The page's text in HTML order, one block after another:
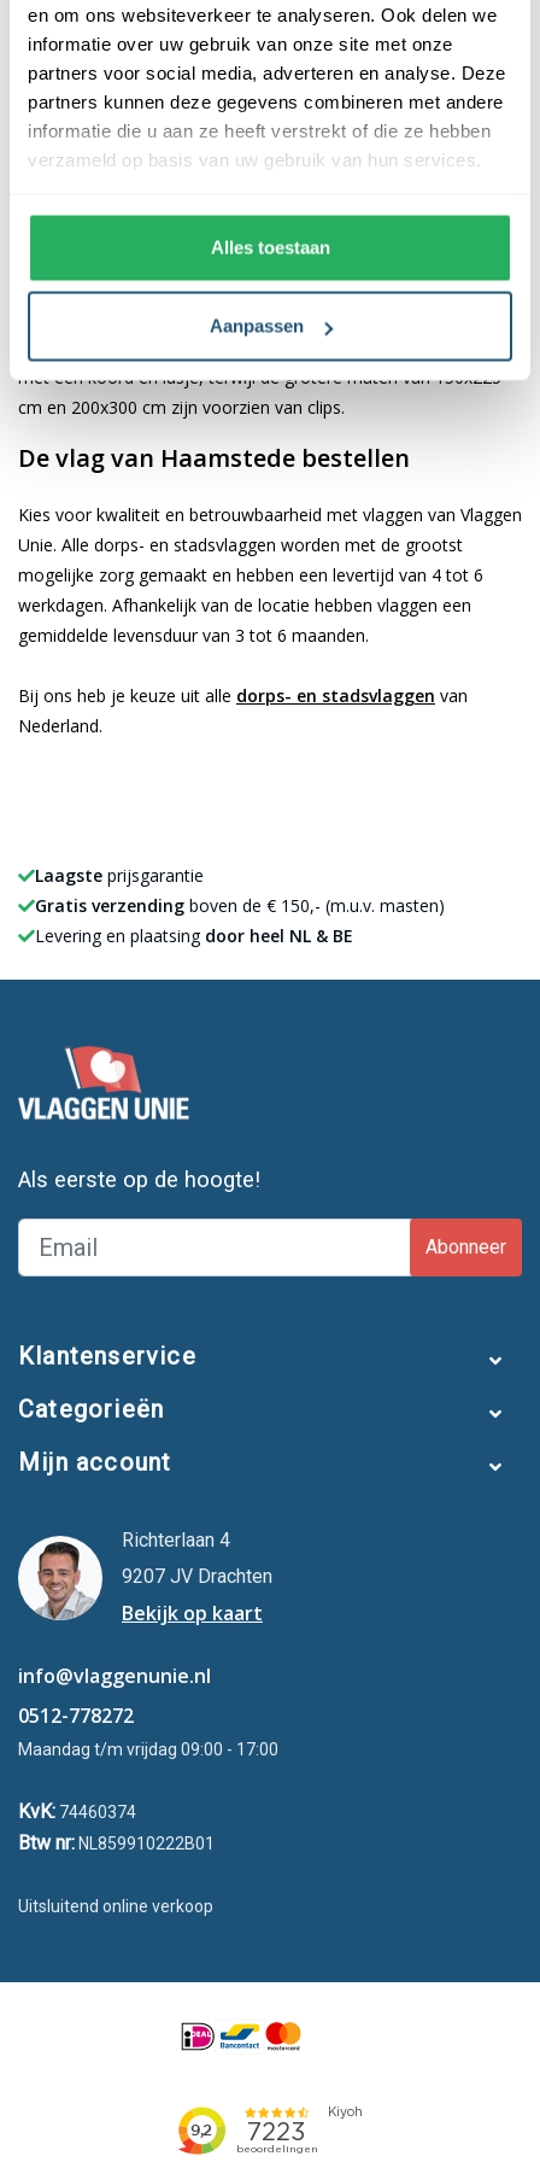
en om ons websiteverkeer te analyseren. Ook delen we
informatie over uw gebruik van onze site met onze
partners voor social media, adverteren en analyse. Deze
partners kunnen deze gegevens combineren met andere
informatie die u aan ze heeft verstrekt of die ze hebben
verzameld op basis van uw gebruik van hun services.
Alles toestaan
Aanpassen
De afwerking van onze vlaggen is van hoge kwaliteit. Ze zijn
voorzien van een sterke kopband en een dubbele stiknaad, wat
bijdraagt aan hun duurzaamheid en stevigheid. Wij bieden de
vlag vanHaamstedeaan in verschillende afmetingen, namelijk
40x60 cm, 70x100 cm, 100x150 cm, 150x225 cm en 200x300
Afhankelijk van de afmetingen die je kiest, worden de vlaggen
voorzien van verschillende bevestigingsmogelijkheden. De
met een koord en lusje, terwijl de grotere maten van 150x225
cm en 200x300 cm zijn voorzien van clips.
De vlag van Haamstede bestellen
Kies voor kwaliteit en betrouwbaarheid met vlaggen van Vlaggen
Unie. Alle dorps- en stadsvlaggen worden met de grootst
mogelijke zorg gemaakt en hebben een levertijd van 4 tot 6
werkdagen. Afhankelijk van de locatie hebben vlaggen een
gemiddelde levensduur van 3 tot 6 maanden.
Bij ons heb je keuze uit alle dorps- en stadsvlaggen van
Nederland.
Laagste prijsgarantie
Gratis verzending boven de € 150,- (m.u.v. masten)
Levering en plaatsing door heel NL & BE
Als eerste op de hoogte!
Abonneer
Klantenservice
Categorieën
Mijn account
Richterlaan 4
9207 JV Drachten
Bekijk op kaart
info@vlaggenunie.nl
0512-778272
Maandag t/m vrijdag 09:00 - 17:00
KvK: 74460374
Btw nr: NL859910222B01
Uitsluitend online verkoop